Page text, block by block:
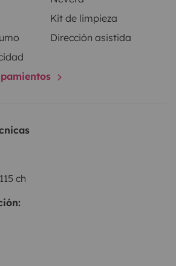
Kit de limpieza
Dirección asistida
ch